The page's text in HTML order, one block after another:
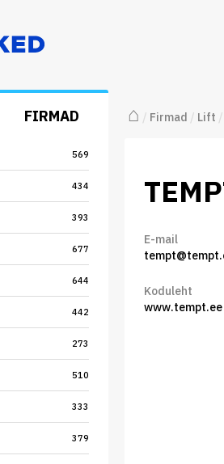
FIRMAD
569
434
393
677
644
442
273
510
333
379
⌂ / Firmad / Lift /
E-mail
Koduleht
www.tempt.ee